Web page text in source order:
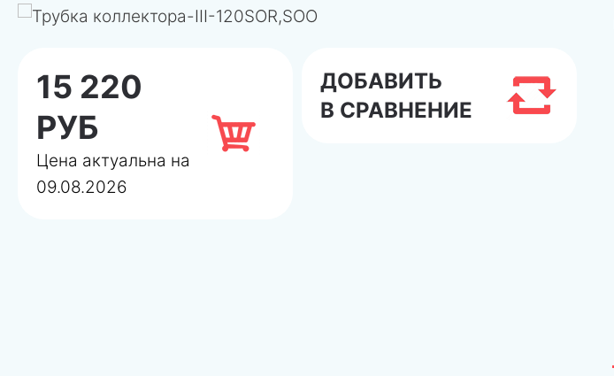
15 220
РУБ
Цена актуальна на
09.08.2026
ДОБАВИТЬ
В СРАВНЕНИЕ